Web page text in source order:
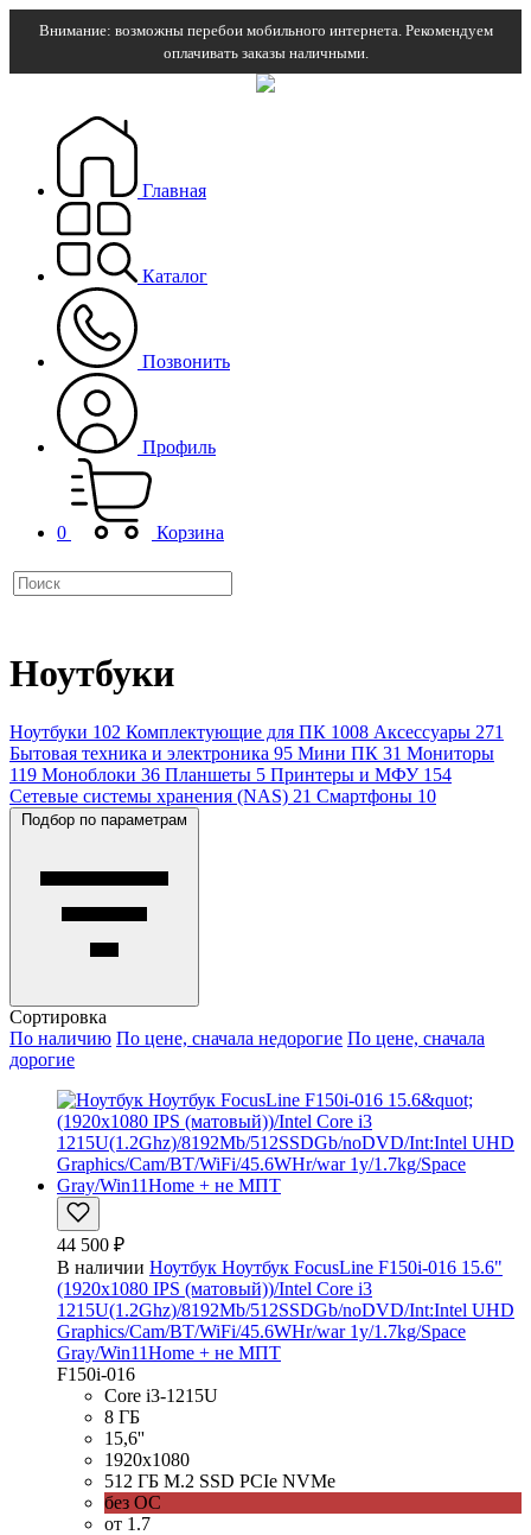
Внимание: возможны перебои мобильного интернета. Рекомендуем
оплачивать заказы наличными.
Главная
Каталог
Позвонить
Профиль
0 Корзина
Ноутбуки
Ноутбуки 102 Комплектующие для ПК 1008 Аксессуары 271
Бытовая техника и электроника 95 Мини ПК 31 Мониторы
119 Моноблоки 36 Планшеты 5 Принтеры и МФУ 154
Сетевые системы хранения (NAS) 21 Смартфоны 10
Подбор по параметрам
Сортировка
По наличию По цене, сначала недорогие По цене, сначала
дорогие
44 500 ₽
В наличии Ноутбук Ноутбук FocusLine F150i-016 15.6"
(1920x1080 IPS (матовый))/Intel Core i3
1215U(1.2Ghz)/8192Mb/512SSDGb/noDVD/Int:Intel UHD
Graphics/Cam/BT/WiFi/45.6WHr/war 1y/1.7kg/Space
Gray/Win11Home + не МПТ
F150i-016
Core i3-1215U
8 ГБ
15,6''
1920x1080
512 ГБ M.2 SSD PCIe NVMe
без ОС
от 1.7